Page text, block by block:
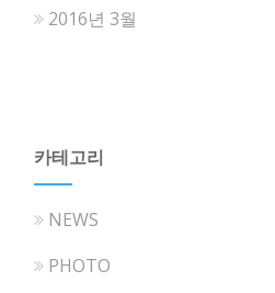
2016년 3월
카테고리
NEWS
PHOTO